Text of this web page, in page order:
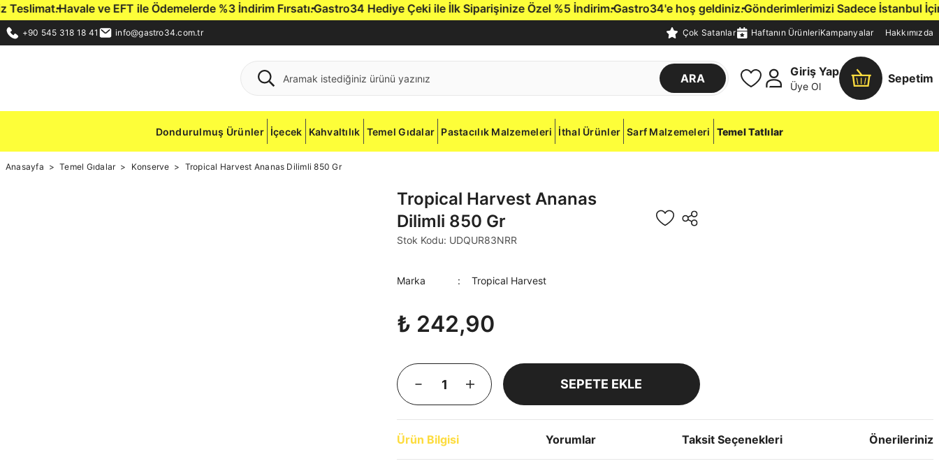
ve EFT ile Ödemelerde %3 İndirim Fırsatı.Gastro34 Hediye Çeki ile İlk Siparişinize Özel %5 İndirim.Gastro34'e hoş geldiniz.Gönderimlerimizi Sadece İstanbul İçine, Kendi
+90 545 318 18 41 info@gastro34.com.tr Çok Satanlar Haftanın ÜrünleriKampanyalar Hakkımızda
ARA
Giriş Yap
Üye Ol
Sepetim
Dondurulmuş Ürünler İçecek Kahvaltılık Temel Gıdalar Pastacılık Malzemeleri İthal Ürünler Sarf Malzemeleri Temel Tatlılar
Anasayfa Temel Gıdalar Konserve Tropical Harvest Ananas Dilimli 850 Gr
Tropical Harvest Ananas
Dilimli 850 Gr
Stok Kodu: UDQUR83NRR
Marka Tropical Harvest
₺ 242,90
SEPETE EKLE
Ürün Bilgisi Yorumlar Taksit Seçenekleri Önerileriniz